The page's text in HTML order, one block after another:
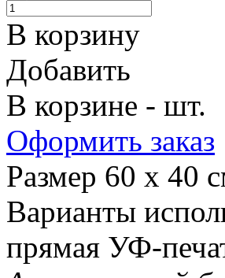
В корзину
Добавить
В корзине - шт.
Оформить заказ
Размер 60 х 40
Варианты
прямая УФ-